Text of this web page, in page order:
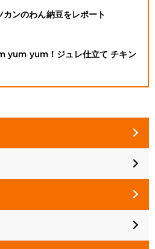
カンのわん納豆をレポート
yum yum！ジュレ仕立て チキン